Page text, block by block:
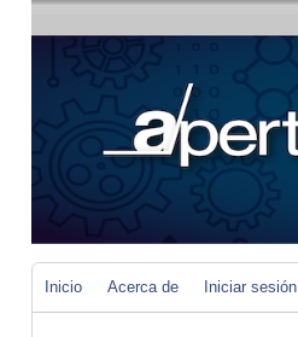
Inicio Acerca de Iniciar sesión